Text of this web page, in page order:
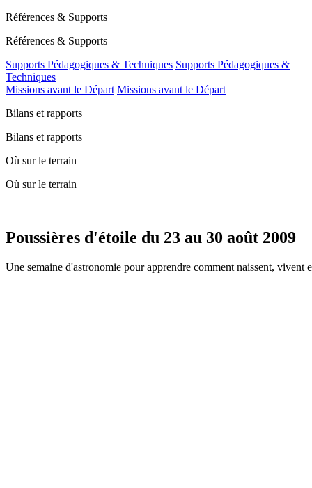
Références & Supports
Références & Supports
Supports Pédagogiques & Techniques Supports Pédagogiques &
Techniques
Missions avant le Départ Missions avant le Départ
Bilans et rapports
Bilans et rapports
Où sur le terrain
Où sur le terrain
Poussières d'étoile du 23 au 30 août 2009
Une semaine d'astronomie pour apprendre comment naissent, vivent